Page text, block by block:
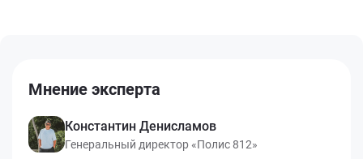
Мнение эксперта
Константин Денисламов
Генеральный директор «Полис 812»